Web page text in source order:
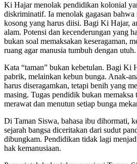
Ki Hajar menolak pendidikan kolonial
diskriminatif. Ia menolak gagasan bahwa
kosong yang harus diisi. Bagi Ki Hajar,
alam. Potensi dan kecenderungan yang
bukan soal memaksakan keseragaman,
ruang agar manusia tumbuh dengan utuh.
Kata “taman” bukan kebetulan. Bagi Ki
pabrik, melainkan kebun bunga. Anak-
harus diseragamkan, tetapi benih yang
masing. Tugas pendidik bukan memaksa
merawat dan menutun setiap bunga
Di Taman Siswa, bahasa ibu dihormati,
sejarah bangsa diceritakan dari sudut
dibungkam. Pendidikan tidak lagi
hak kemanusiaan.